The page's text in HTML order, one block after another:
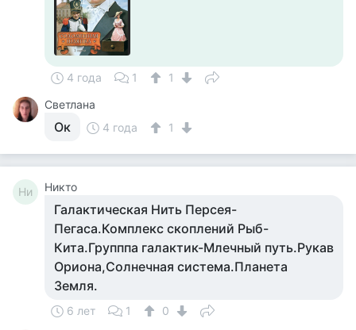
4 года 1
1
Светлана
Ок 4 года 1
Ни Никто
Галактическая Нить Персея-
Пегаса.Комплекс скоплений Рыб-
Кита.Групппа галактик-Млечный путь.Рукав
Ориона,Солнечная система.Планета
Земля.
6 лет 1
0